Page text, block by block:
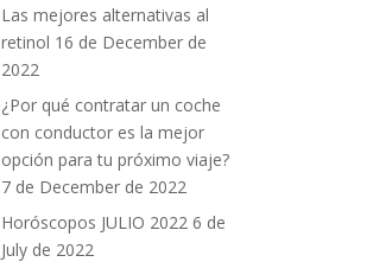
Las mejores alternativas al
retinol 16 de December de
2022
¿Por qué contratar un coche
con conductor es la mejor
opción para tu próximo viaje?
7 de December de 2022
Horóscopos JULIO 2022 6 de
July de 2022